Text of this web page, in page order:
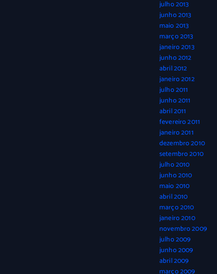
julho 2013
junho 2013
maio 2013
março 2013
janeiro 2013
junho 2012
abril 2012
janeiro 2012
julho 2011
junho 2011
abril 2011
fevereiro 2011
janeiro 2011
dezembro 2010
setembro 2010
julho 2010
junho 2010
maio 2010
abril 2010
março 2010
janeiro 2010
novembro 2009
julho 2009
junho 2009
abril 2009
março 2009